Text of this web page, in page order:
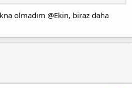
olmadım @Ekin, biraz daha